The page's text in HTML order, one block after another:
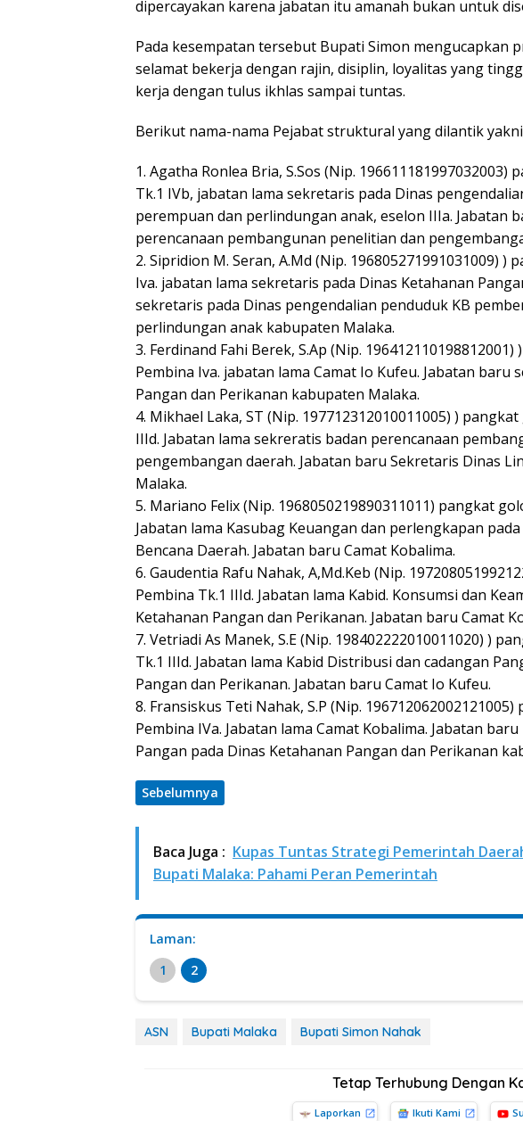
dipercayakan karena jabatan itu amanah bukan untuk
Pada kesempatan tersebut Bupati Simon mengucapkan
selamat bekerja dengan rajin, disiplin, loyalitas yang
kerja dengan tulus ikhlas sampai tuntas.
Berikut nama-nama Pejabat struktural yang dilantik
1. Agatha Ronlea Bria, S.Sos (Nip.
Tk.1 IVb, jabatan lama sekretaris pada Dinas
perempuan dan perlindungan anak, eselon IIIa. Jabatan
perencanaan pembangunan penelitian dan
2. Sipridion M. Seran, A.Md (Nip. 196805271991031009)
Iva. jabatan lama sekretaris pada Dinas Ketahanan
sekretaris pada Dinas pengendalian penduduk KB
perlindungan anak kabupaten Malaka.
3. Ferdinand Fahi Berek, S.Ap (Nip.
Pembina Iva. jabatan lama Camat Io Kufeu. Jabatan baru
Pangan dan Perikanan kabupaten Malaka.
4. Mikhael Laka, ST (Nip. 197712312010011005) )
IIId. Jabatan lama sekreratis badan perencanaan
pengembangan daerah. Jabatan baru Sekretaris Dinas
Malaka.
5. Mariano Felix (Nip. 1968050219890311011) pangkat
Jabatan lama Kasubag Keuangan dan perlengkapan
Bencana Daerah. Jabatan baru Camat Kobalima.
6. Gaudentia Rafu Nahak, A,Md.Keb (Nip.
Pembina Tk.1 IIId. Jabatan lama Kabid. Konsumsi dan
Ketahanan Pangan dan Perikanan. Jabatan baru Camat
7. Vetriadi As Manek, S.E (Nip. 198402222010011020) )
Tk.1 IIId. Jabatan lama Kabid Distribusi dan cadangan
Pangan dan Perikanan. Jabatan baru Camat Io Kufeu.
8. Fransiskus Teti Nahak, S.P (Nip.
Pembina IVa. Jabatan lama Camat Kobalima. Jabatan
Pangan pada Dinas Ketahanan Pangan dan Perikanan
Sebelumnya
Baca Juga : Kupas Tuntas Strategi Pemerintah
Bupati Malaka: Pahami Peran Pemerintah
Laman:
1
2
ASN Bupati Malaka Bupati Simon Nahak
Tetap Terhubung Dengan
Laporkan Ikuti Kami